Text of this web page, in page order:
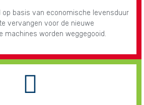
op basis van economische levensduur
vervangen voor de nieuwe
machines worden weggegooid.